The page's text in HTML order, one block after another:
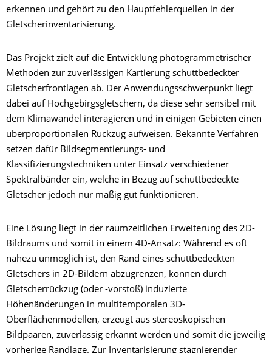
erkennen und gehört zu den Hauptfehlerquellen in der
Gletscherinventarisierung.
Das Projekt zielt auf die Entwicklung photogrammetrischer
Methoden zur zuverlässigen Kartierung schuttbedeckter
Gletscherfrontlagen ab. Der Anwendungsschwerpunkt liegt
dabei auf Hochgebirgsgletschern, da diese sehr sensibel mit
dem Klimawandel interagieren und in einigen Gebieten einen
überproportionalen Rückzug aufweisen. Bekannte Verfahren
setzen dafür Bildsegmentierungs- und
Klassifizierungstechniken unter Einsatz verschiedener
Spektralbänder ein, welche in Bezug auf schuttbedeckte
Gletscher jedoch nur mäßig gut funktionieren.
Eine Lösung liegt in der raumzeitlichen Erweiterung des 2D-
Bildraums und somit in einem 4D-Ansatz: Während es oft
nahezu unmöglich ist, den Rand eines schuttbedeckten
Gletschers in 2D-Bildern abzugrenzen, können durch
Gletscherrückzug (oder -vorstoß) induzierte
Höhenänderungen in multitemporalen 3D-
Oberflächenmodellen, erzeugt aus stereoskopischen
Bildpaaren, zuverlässig erkannt werden und somit die jeweilig
vorherige Randlage. Zur Inventarisierung stagnierender